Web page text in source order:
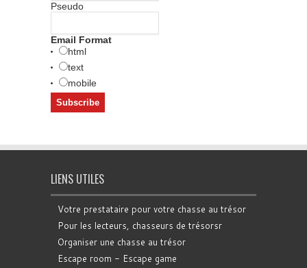
Pseudo
Email Format
html
text
mobile
LIENS UTILES
Votre prestataire pour votre chasse au trésor
Pour les lecteurs, chasseurs de trésorsr
Organiser une chasse au trésor
Escape room - Escape game